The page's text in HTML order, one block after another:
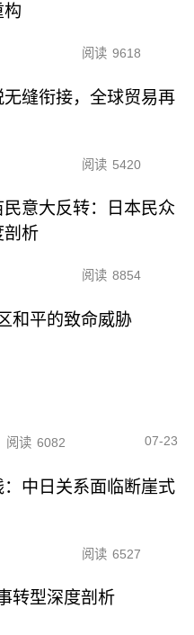
构
阅读 9618
无缝衔接，全球贸易再
阅读 5420
民意大反转：日本民众
剖析
阅读 8854
和平的致命威胁
阅读 6082 07-23
：中日关系面临断崖式
阅读 6527
转型深度剖析